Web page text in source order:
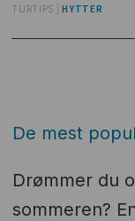
TURTIPS |HYTTER
De mest
Drømmer du
sommeren?